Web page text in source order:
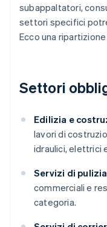
subappaltatori,
settori specifici
Ecco una
Settori
Edilizia e
lavori di
idraulici, elettrici
Servizi di
commerciali e
categoria.